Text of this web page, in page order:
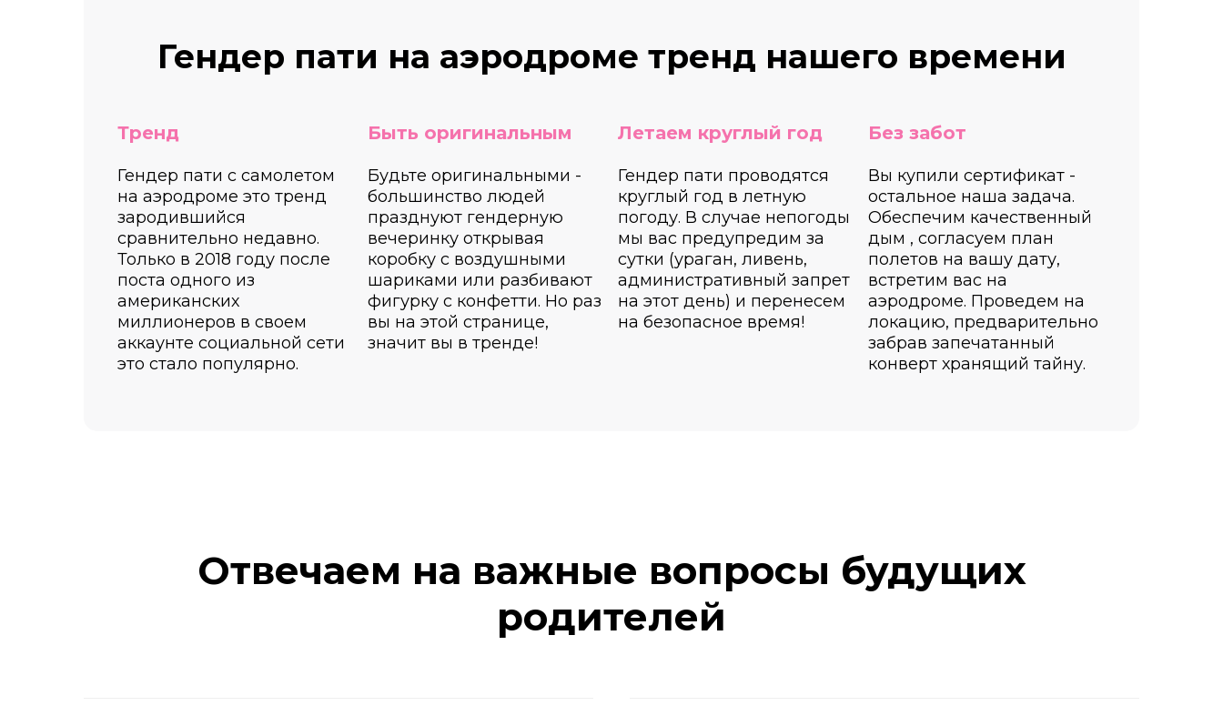
Гендер пати на аэродроме тренд нашего времени
Гендер пати с самолетом
на аэродроме это тренд
зародившийся
сравнительно недавно.
Только в 2018 году после
поста одного из
американских
миллионеров в своем
аккаунте социальной сети
это стало популярно.
Тренд
Будьте оригинальными -
большинство людей
празднуют гендерную
вечеринку открывая
коробку с воздушными
шариками или разбивают
фигурку с конфетти. Но раз
вы на этой странице,
значит вы в тренде!
Быть оригинальным
Гендер пати проводятся
круглый год в летную
погоду. В случае непогоды
мы вас предупредим за
сутки (ураган, ливень,
административный запрет
на этот день) и перенесем
на безопасное время!
Летаем круглый год
Вы купили сертификат -
остальное наша задача.
Обеспечим качественный
дым , согласуем план
полетов на вашу дату,
встретим вас на
аэродроме. Проведем на
локацию, предварительно
забрав запечатанный
конверт хранящий тайну.
Без забот
Отвечаем на важные вопросы будущих
родителей